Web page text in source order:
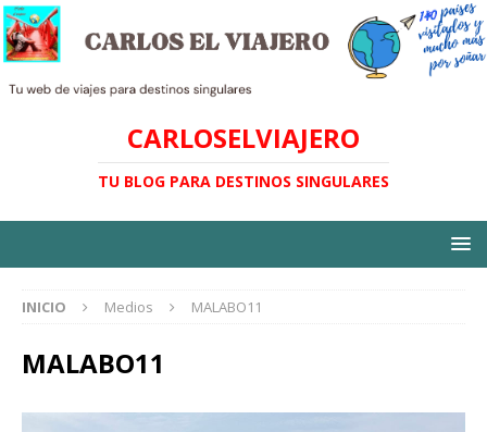
CARLOSELVIAJERO
TU BLOG PARA DESTINOS SINGULARES
INICIO Medios MALABO11
MALABO11